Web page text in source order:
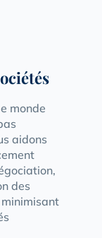
monde
aidons
des